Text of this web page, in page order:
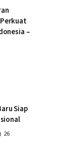
Perkuat
–
Siap
26